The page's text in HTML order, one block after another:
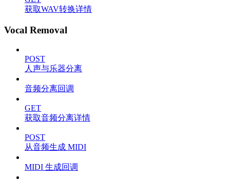
获取WAV转换详情
Vocal Removal
POST
人声与乐器分离
音频分离回调
GET
获取音频分离详情
POST
从音频生成 MIDI
MIDI 生成回调